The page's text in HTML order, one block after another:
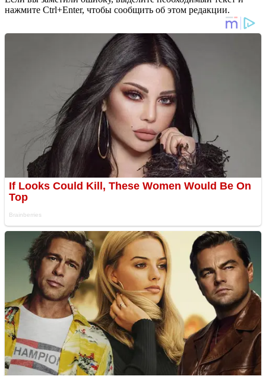
нажмите Ctrl+Enter, чтобы сообщить об этом редакции.